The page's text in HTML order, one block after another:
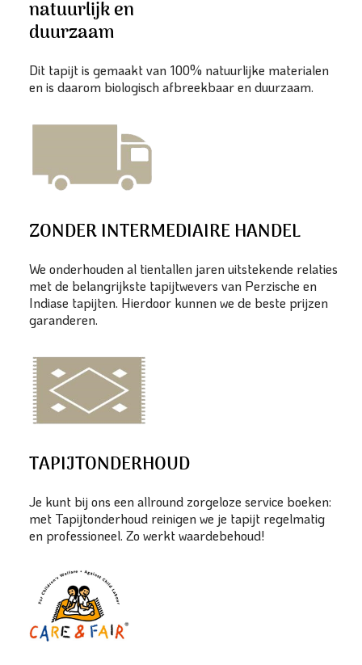
natuurlijk en
duurzaam
Dit tapijt is gemaakt van 100% natuurlijke materialen
en is daarom biologisch afbreekbaar en duurzaam.
ZONDER INTERMEDIAIRE HANDEL
We onderhouden al tientallen jaren uitstekende relaties
met de belangrijkste tapijtwevers van Perzische en
Indiase tapijten. Hierdoor kunnen we de beste prijzen
garanderen.
TAPIJTONDERHOUD
Je kunt bij ons een allround zorgeloze service boeken:
met Tapijtonderhoud reinigen we je tapijt regelmatig
en professioneel. Zo werkt waardebehoud!